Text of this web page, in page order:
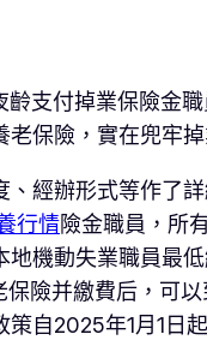
支付掉業保險金
保險，實在兜牢掉
經辦形式等作了
行情險金職員，所
機動失業職員最
險并繳費后，可
自2025年1月1日